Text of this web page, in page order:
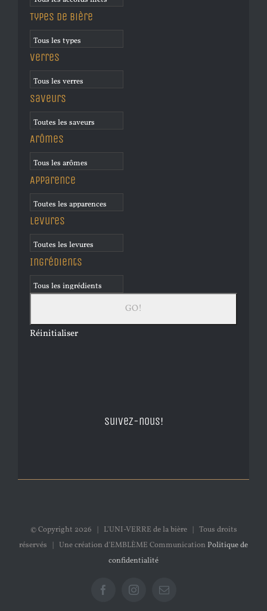
Types de bière
Verres
Saveurs
Arômes
Apparence
Levures
Ingrédients
Réinitialiser
Suivez-nous!
© Copyright 2026 | L'UNI-VERRE de la bière | Tous droits
réservés | Une création d'EMBLÈME Communication Politique de
confidentialité
FacebookInstagramEmail